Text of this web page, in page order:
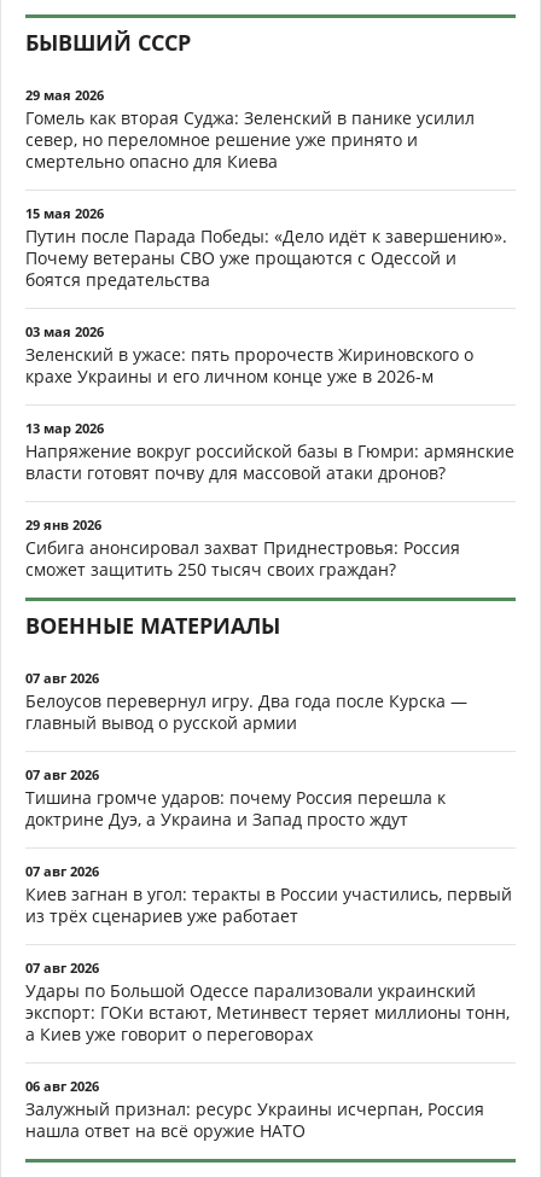
БЫВШИЙ СССР
29 мая 2026
Гомель как вторая Суджа: Зеленский в панике усилил
север, но переломное решение уже принято и
смертельно опасно для Киева
15 мая 2026
Путин после Парада Победы: «Дело идёт к завершению».
Почему ветераны СВО уже прощаются с Одессой и
боятся предательства
03 мая 2026
Зеленский в ужасе: пять пророчеств Жириновского о
крахе Украины и его личном конце уже в 2026-м
13 мар 2026
Напряжение вокруг российской базы в Гюмри: армянские
власти готовят почву для массовой атаки дронов?
29 янв 2026
Сибига анонсировал захват Приднестровья: Россия
сможет защитить 250 тысяч своих граждан?
ВОЕННЫЕ МАТЕРИАЛЫ
07 авг 2026
Белоусов перевернул игру. Два года после Курска —
главный вывод о русской армии
07 авг 2026
Тишина громче ударов: почему Россия перешла к
доктрине Дуэ, а Украина и Запад просто ждут
07 авг 2026
Киев загнан в угол: теракты в России участились, первый
из трёх сценариев уже работает
07 авг 2026
Удары по Большой Одессе парализовали украинский
экспорт: ГОКи встают, Метинвест теряет миллионы тонн,
а Киев уже говорит о переговорах
06 авг 2026
Залужный признал: ресурс Украины исчерпан, Россия
нашла ответ на всё оружие НАТО